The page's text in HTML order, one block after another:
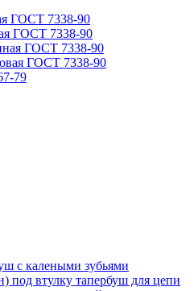
ГОСТ 7338-90
ГОСТ 7338-90
ГОСТ 7338-90
ГОСТ 7338-90
79
c калеными зубьями
под втулку тапербуш для цепи